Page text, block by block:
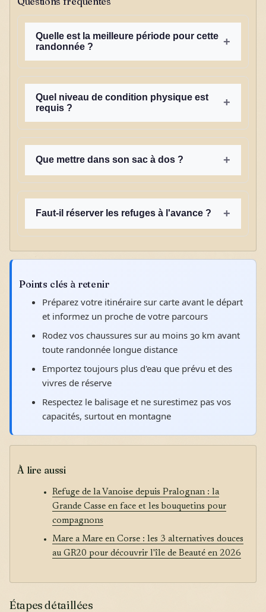
Quelle est la meilleure période pour cette
randonnée ?
+
Quel niveau de condition physique est
requis ?
+
Que mettre dans son sac à dos ? +
Faut-il réserver les refuges à l'avance ? +
Points clés à retenir
Préparez votre itinéraire sur carte avant le départ
et informez un proche de votre parcours
Rodez vos chaussures sur au moins 30 km avant
toute randonnée longue distance
Emportez toujours plus d'eau que prévu et des
vivres de réserve
Respectez le balisage et ne surestimez pas vos
capacités, surtout en montagne
À lire aussi
Refuge de la Vanoise depuis Pralognan : la
Grande Casse en face et les bouquetins pour
compagnons
Mare a Mare en Corse : les 3 alternatives douces
au GR20 pour découvrir l'île de Beauté en 2026
Étapes détaillées